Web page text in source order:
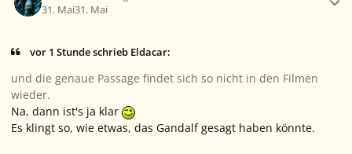
31. Mai31. Mai
vor 1 Stunde schrieb Eldacar:
und die genaue Passage findet sich so nicht in den Filmen
wieder.
Na, dann ist's ja klar
Es klingt so, wie etwas, das Gandalf gesagt haben könnte.